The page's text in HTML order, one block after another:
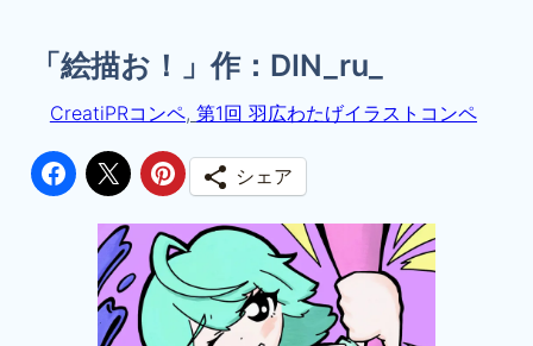
「絵描お！」作：DIN_ru_
CreatiPRコンペ, 第1回 羽広わたげイラストコンペ
シェア